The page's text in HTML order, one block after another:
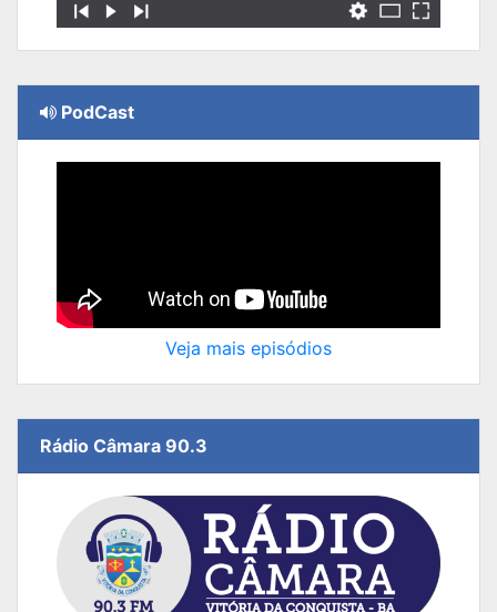
PodCast
Veja mais episódios
Rádio Câmara 90.3